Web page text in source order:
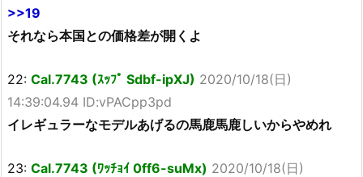
>>19
それなら本国との価格差が開くよ
22: Cal.7743 (ｽｯﾌﾟ Sdbf-ipXJ) 2020/10/18(日)
14:39:04.94 ID:vPACpp3pd
イレギュラーなモデルあげるの馬鹿馬鹿しいからやめれ
23: Cal.7743 (ﾜｯﾁｮｲ 0ff6-suMx) 2020/10/18(日)